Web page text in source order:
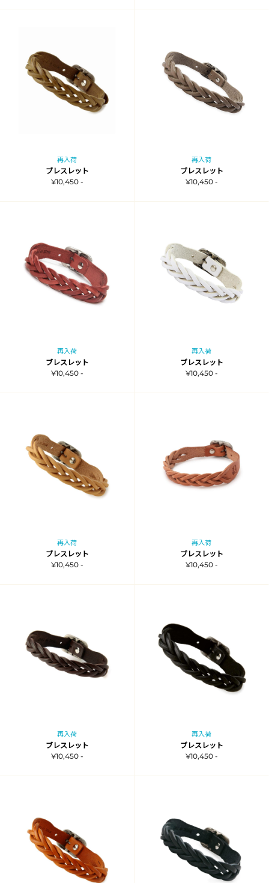
再入荷
ブレスレット
¥10,450 -
再入荷
ブレスレット
¥10,450 -
再入荷
ブレスレット
¥10,450 -
再入荷
ブレスレット
¥10,450 -
再入荷
ブレスレット
¥10,450 -
再入荷
ブレスレット
¥10,450 -
再入荷
ブレスレット
¥10,450 -
再入荷
ブレスレット
¥10,450 -